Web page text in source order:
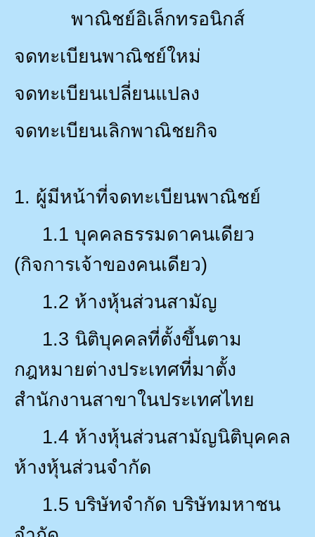
พาณิชย์อิเล็กทรอนิกส์
จดทะเบียนพาณิชย์ใหม่
จดทะเบียนเปลี่ยนแปลง
จดทะเบียนเลิกพาณิชยกิจ
1. ผู้มีหน้าที่จดทะเบียนพาณิชย์
1.1 บุคคลธรรมดาคนเดียว
(กิจการเจ้าของคนเดียว)
1.2 ห้างหุ้นส่วนสามัญ
1.3 นิติบุคคลที่ตั้งขึ้นตาม
กฎหมายต่างประเทศที่มาตั้ง
สำนักงานสาขาในประเทศไทย
1.4 ห้างหุ้นส่วนสามัญนิติบุคคล
ห้างหุ้นส่วนจำกัด
1.5 บริษัทจำกัด บริษัทมหาชน